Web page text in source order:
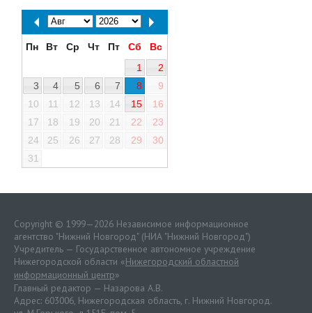
Пн Вт Ср Чт Пт Сб
Вс
1
2
3
4 5 6 7 8
9
10
11 12 13 14 15
16
17
18 19 20 21 22
23
24
25 26 27 28 29
30
31
Copyright © 1999—2026 Независимое информационное
агентство "Нижний Новгород" (НИА "Нижний Новгород")
Учредитель — Государственное автономное учреждение
Нижегородской области «Нижегородский областной
информационный центр»
Главный редактор — Назарова А.В.
Адрес: 603006, Нижегородская область, г. Нижний Новгород.